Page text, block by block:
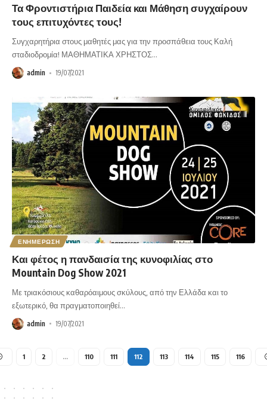
Τα Φροντιστήρια Παιδεία και Μάθηση συγχαίρουν
τους επιτυχόντες τους!
Συγχαρητήρια στους μαθητές μας για την προσπάθεια τους Καλή
σταδιοδρομία! ΜΑΘΗΜΑΤΙΚΑ ΧΡΗΣΤΟΣ…
admin 19/07/2021
ΕΝΗΜΕΡΩΣΗ
Και φέτος η πανδαισία της κυνοφιλίας στο
Mountain Dog Show 2021
Με τριακόσιους καθαρόαιμους σκύλους, από την Ελλάδα και το
εξωτερικό, θα πραγματοποιηθεί…
admin 19/07/2021
1 2 … 110 111 112 113 114 115 116